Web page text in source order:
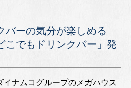
バーの気分が楽しめる
こでもドリンクバー」発
イナムコグループのメガハウス